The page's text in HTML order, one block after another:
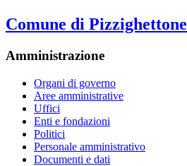
Comune di Pizzighettone
Amministrazione
Organi di governo
Aree amministrative
Uffici
Enti e fondazioni
Politici
Personale amministrativo
Documenti e dati